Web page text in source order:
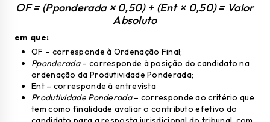
OF = (Pponderada × 0,50) + (Ent × 0,50) = Valor
Absoluto
em que:
OF – corresponde à Ordenação Final;
Pponderada– corresponde à posição do candidato na
ordenação da Produtividade Ponderada;
Ent – corresponde à entrevista
Produtividade Ponderada– corresponde ao critério que
tem como finalidade avaliar o contributo efetivo do